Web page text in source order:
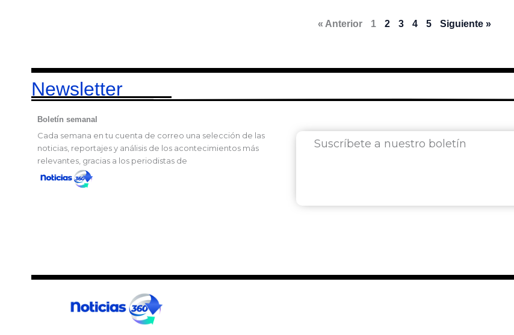
« Anterior 1 2 3 4 5 Siguiente »
Newsletter
Boletín semanal
Cada semana en tu cuenta de correo una selección de las
noticias, reportajes y análisis de los acontecimientos más
relevantes, gracias a los periodistas de
Suscríbete a nuestro boletín